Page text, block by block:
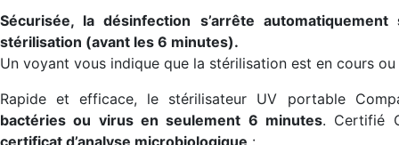
Sécurisée, la désinfection s’arrête
stérilisation (avant les 6 minutes).
Un voyant vous indique que la stérilisation est en cours ou
Rapide et efficace, le stérilisateur UV portable
bactéries ou virus en seulement 6 minutes. Certifié
certificat d’analyse microbiologique :